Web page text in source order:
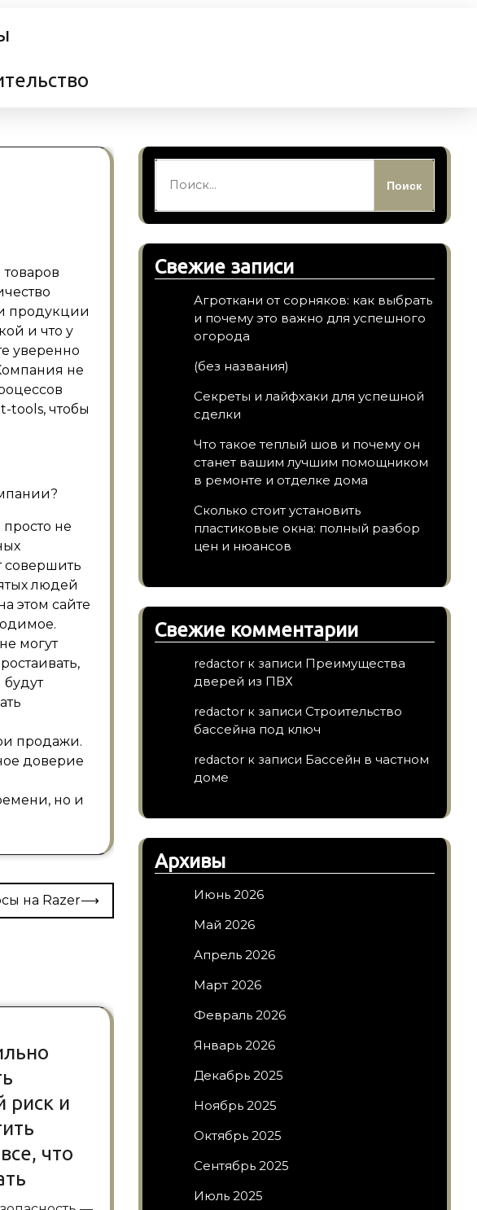
продукции
и что у
уверенно
не
tools, чтобы
не
совершить
людей
этом сайте
могут
будут
продажи.
доверие
но и
на Razer⟶
риск и
что
Свежие записи
Агроткани от сорняков: как выбрать
и почему это важно для успешного
огорода
(без названия)
Секреты и лайфхаки для успешной
сделки
Что такое теплый шов и почему он
станет вашим лучшим помощником
в ремонте и отделке дома
Сколько стоит установить
пластиковые окна: полный разбор
цен и нюансов
Свежие комментарии
redactor к записи Преимущества
дверей из ПВХ
redactor к записи Строительство
бассейна под ключ
redactor к записи Бассейн в частном
доме
Архивы
Июнь 2026
Май 2026
Апрель 2026
Март 2026
Февраль 2026
Январь 2026
Декабрь 2025
Ноябрь 2025
Октябрь 2025
Сентябрь 2025
Июль 2025